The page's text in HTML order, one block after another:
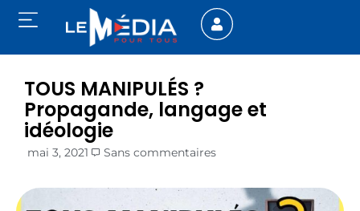
TOUS MANIPULÉS ?
Propagande, langage et
idéologie
mai 3, 2021 Sans commentaires